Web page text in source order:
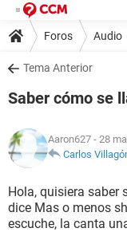
Foros Audio
Tema Anterior
Saber cómo se
Aaron627 - 28
Carlos
Hola, quisiera saber
dice Mas o menos
escuche, la canta